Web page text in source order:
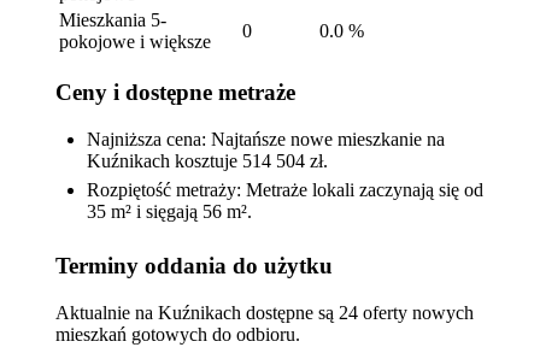
Mieszkania 5-
pokojowe i większe
0 0.0 %
Ceny i dostępne metraże
Najniższa cena: Najtańsze nowe mieszkanie na
Kuźnikach kosztuje 514 504 zł.
Rozpiętość metraży: Metraże lokali zaczynają się od
35 m² i sięgają 56 m².
Terminy oddania do użytku
Aktualnie na Kuźnikach dostępne są 24 oferty nowych
mieszkań gotowych do odbioru.